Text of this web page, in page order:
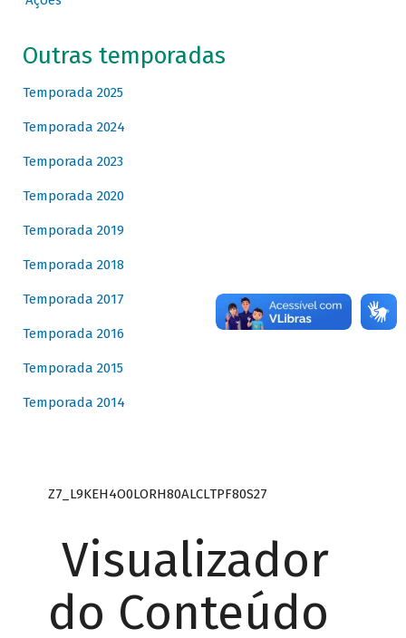
Outras temporadas
Temporada 2025
Temporada 2024
Temporada 2023
Temporada 2020
Temporada 2019
Temporada 2018
Temporada 2017
Temporada 2016
Temporada 2015
Temporada 2014
Z7_L9KEH4O0LORH80ALCLTPF80S27
Visualizador
do Conteúdo